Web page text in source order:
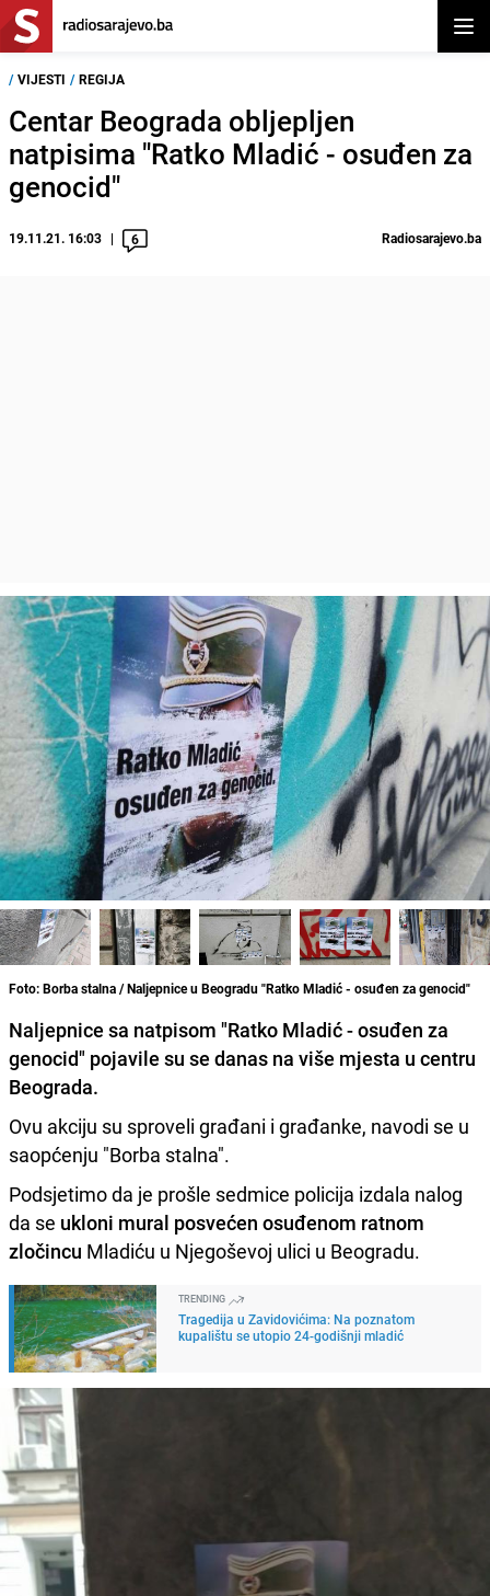
/ VIJESTI / REGIJA
Centar Beograda obljepljen
natpisima "Ratko Mladić - osuđen za
genocid"
19.11.21. 16:03 6 Radiosarajevo.ba
Foto: Borba stalna / Naljepnice u Beogradu "Ratko Mladić - osuđen za genocid"
Naljepnice sa natpisom "Ratko Mladić - osuđen za
genocid" pojavile su se danas na više mjesta u centru
Beograda.
Ovu akciju su sproveli građani i građanke, navodi se u
saopćenju "Borba stalna".
Podsjetimo da je prošle sedmice policija izdala nalog
da se ukloni mural posvećen osuđenom ratnom
zločincu Mladiću u Njegoševoj ulici u Beogradu.
TRENDING
Tragedija u Zavidovićima: Na poznatom
kupalištu se utopio 24-godišnji mladić